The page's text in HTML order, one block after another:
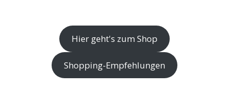
Hier geht's zum Shop
Shopping-Empfehlungen